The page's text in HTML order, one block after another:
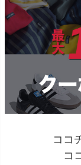
ココ
コ